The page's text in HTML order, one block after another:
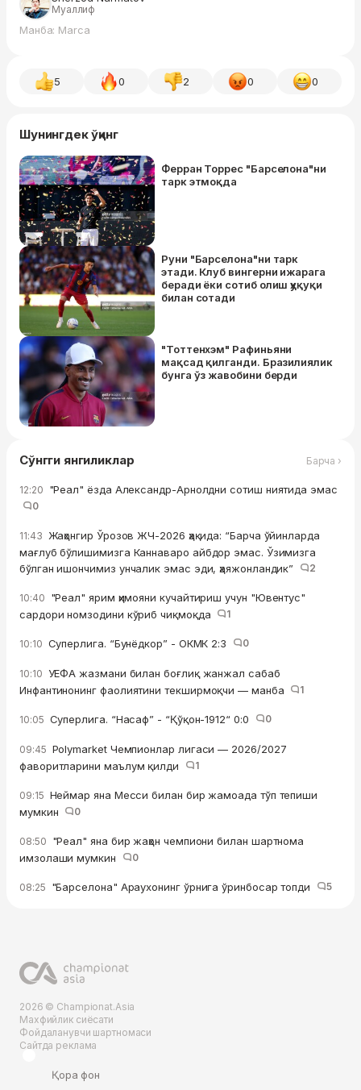
Муаллиф
Манба: Marca
5 0 2 0 0
Шунингдек ўқинг
Ферран Торрес "Барселона"ни
тарк этмоқда
Руни "Барселона"ни тарк
этади. Клуб вингерни ижарага
беради ёки сотиб олиш ҳуқуқи
билан сотади
"Тоттенхэм" Рафиньяни
мақсад қилганди. Бразилиялик
бунга ўз жавобини берди
Сўнгги янгиликлар Барча ›
12:20 "Реал" ёзда Александр-Арнолдни сотиш ниятида эмас
0
11:43 Жаҳонгир Ўрозов ЖЧ-2026 ҳақида: “Барча ўйинларда
мағлуб бўлишимизга Каннаваро айбдор эмас. Ўзимизга
бўлган ишончимиз унчалик эмас эди, ҳаяжонландик”
2
10:40 "Реал" ярим ҳимояни кучайтириш учун "Ювентус"
сардори номзодини кўриб чиқмоқда
1
10:10 Суперлига. “Бунёдкор” - ОКМК 2:3 0
10:10 УЕФА жазмани билан боғлиқ жанжал сабаб
Инфантинонинг фаолиятини текширмоқчи — манба
1
10:05 Суперлига. “Насаф” - “Қўқон-1912“ 0:0 0
09:45 Polymarket Чемпионлар лигаси — 2026/2027
фаворитларини маълум қилди
1
09:15 Неймар яна Месси билан бир жамоада тўп тепиши
мумкин
0
08:50 "Реал" яна бир жаҳон чемпиони билан шартнома
имзолаши мумкин
0
08:25 "Барселона" Араухонинг ўрнига ўринбосар топди 5
2026 © Championat.Asia
Махфийлик сиёсати
Фойдаланувчи шартномаси
Сайтда реклама
Қора фон